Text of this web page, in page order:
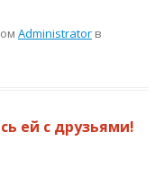
Administrator в
ей с друзьями!